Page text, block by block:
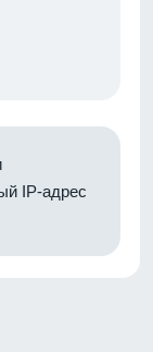
IP-адрес